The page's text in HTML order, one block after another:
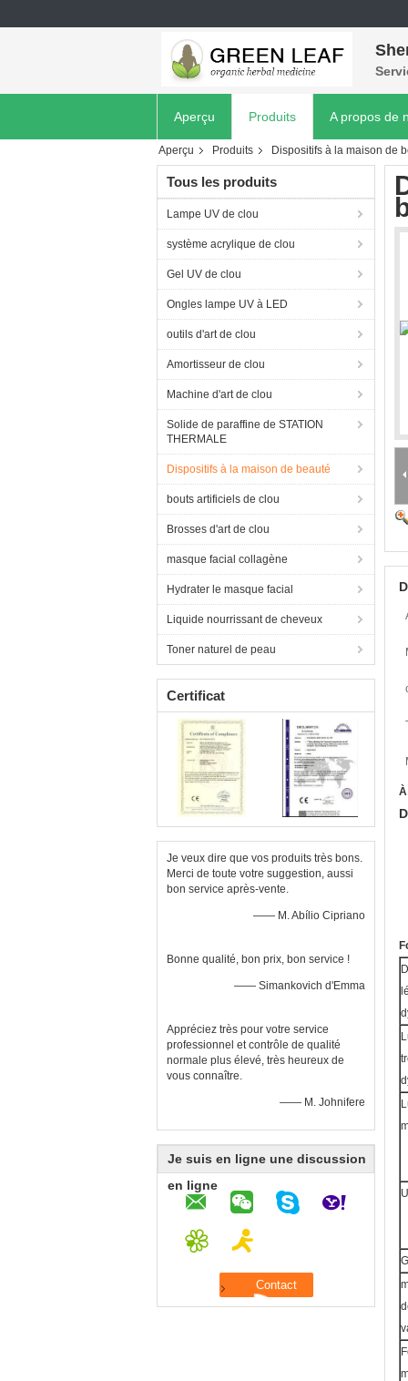
Aperçu Produits A propos de
Aperçu Produits Dispositifs à la maison de
Tous les produits
Lampe UV de clou
système acrylique de clou
Gel UV de clou
Ongles lampe UV à LED
outils d'art de clou
Amortisseur de clou
Machine d'art de clou
Solide de paraffine de STATION
THERMALE
Dispositifs à la maison de beauté
bouts artificiels de clou
Brosses d'art de clou
masque facial collagène
Hydrater le masque facial
Liquide nourrissant de cheveux
Toner naturel de peau
Certificat
Je veux dire que vos produits très bons.
Merci de toute votre suggestion, aussi
bon service après-vente.
—— M. Abílio Cipriano
Bonne qualité, bon prix, bon service !
—— Simankovich d'Emma
Appréciez très pour votre service
professionnel et contrôle de qualité
normale plus élevé, très heureux de
vous connaître.
—— M. Johnifere
Je suis en ligne une discussion
en ligne